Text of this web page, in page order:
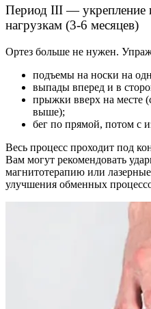
Период III — укрепление
нагрузкам (3-6 месяцев)
Ортез больше не нужен.
подъемы на носки на
выпады вперед и в
прыжки вверх на месте
выше);
бег по прямой, потом с
Весь процесс проходит под
Вам могут рекомендовать
магнитотерапию или
улучшения обменных